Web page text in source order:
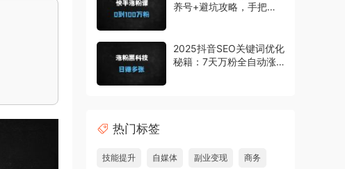
养号+避坑攻略，手把手
2025抖音SEO关键词优化
秘籍：7天万粉全自动涨
热门标签
技能提升 自媒体 副业变现 商务